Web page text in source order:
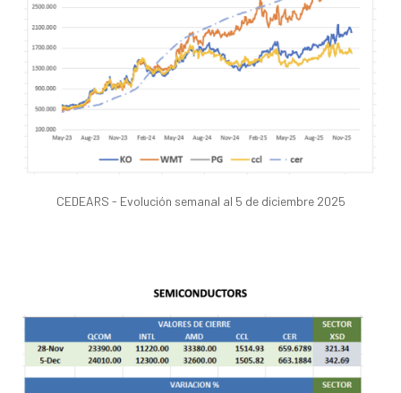
CEDEARS - Evolución semanal al 5 de diciembre 2025